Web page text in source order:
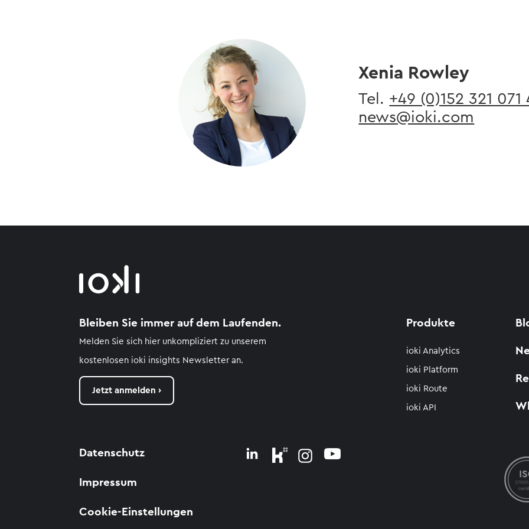
Xenia Rowley
Tel. ​ +49 (0)152 321 071
news@ioki.com
Bleiben Sie immer auf dem Laufenden.
Melden Sie sich hier unkompliziert zu unserem
kostenlosen ioki insights Newsletter an.
Jetzt anmelden ›
Produkte
ioki Analytics
ioki Platform
ioki Route
ioki API
Datenschutz
Impressum
Cookie-Einstellungen